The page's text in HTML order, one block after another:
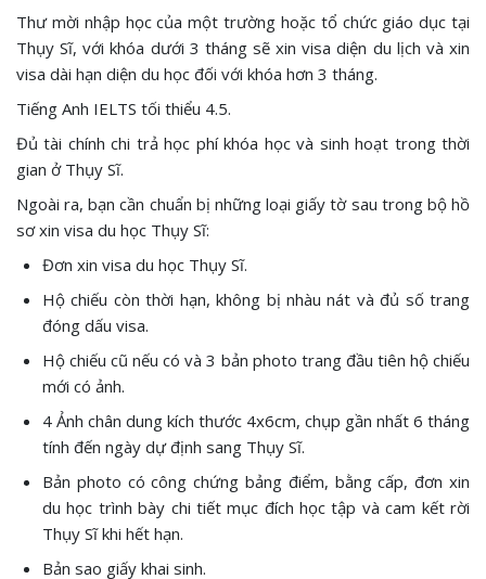
Thư mời nhập học của một trường hoặc tổ chức giáo dục tại
Thụy Sĩ, với khóa dưới 3 tháng sẽ xin visa diện du lịch và xin
visa dài hạn diện du học đối với khóa hơn 3 tháng.
Tiếng Anh IELTS tối thiểu 4.5.
Đủ tài chính chi trả học phí khóa học và sinh hoạt trong thời
gian ở Thụy Sĩ.
Ngoài ra, bạn cần chuẩn bị những loại giấy tờ sau trong bộ hồ
sơ xin visa du học Thụy Sĩ:
Đơn xin visa du học Thụy Sĩ.
Hộ chiếu còn thời hạn, không bị nhàu nát và đủ số trang
đóng dấu visa.
Hộ chiếu cũ nếu có và 3 bản photo trang đầu tiên hộ chiếu
mới có ảnh.
4 Ảnh chân dung kích thước 4x6cm, chụp gần nhất 6 tháng
tính đến ngày dự định sang Thụy Sĩ.
Bản photo có công chứng bảng điểm, bằng cấp, đơn xin
du học trình bày chi tiết mục đích học tập và cam kết rời
Thụy Sĩ khi hết hạn.
Bản sao giấy khai sinh.